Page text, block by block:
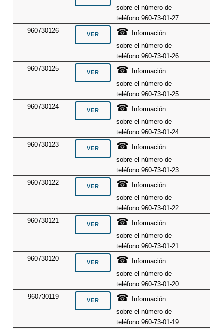
sobre el número de
teléfono 960-73-01-27
960730126
☎
Información
sobre el número de
teléfono 960-73-01-26
960730125
☎
Información
sobre el número de
teléfono 960-73-01-25
960730124
☎
Información
sobre el número de
teléfono 960-73-01-24
960730123
☎
Información
sobre el número de
teléfono 960-73-01-23
960730122
☎
Información
sobre el número de
teléfono 960-73-01-22
960730121
☎
Información
sobre el número de
teléfono 960-73-01-21
960730120
☎
Información
sobre el número de
teléfono 960-73-01-20
960730119
☎
Información
sobre el número de
teléfono 960-73-01-19